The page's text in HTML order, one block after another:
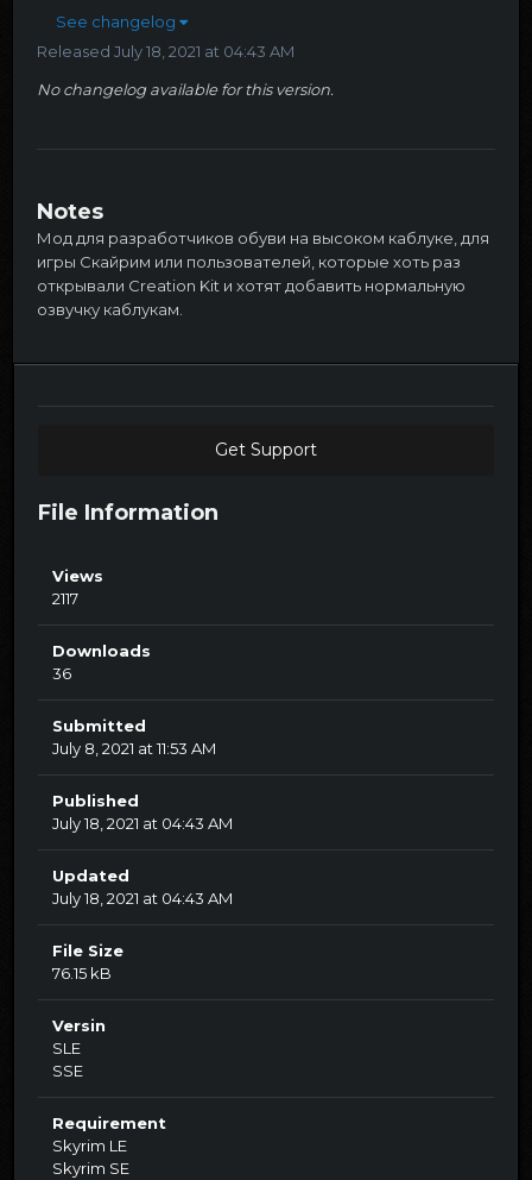
See changelog
Released July 18, 2021 at 04:43 AM
No changelog available for this version.
Notes
Мод для разработчиков обуви на высоком каблуке, для
игры Скайрим или пользователей, которые хоть раз
открывали Creation Kit и хотят добавить нормальную
озвучку каблукам.
Get Support
File Information
Views
2117
Downloads
36
Submitted
July 8, 2021 at 11:53 AM
Published
July 18, 2021 at 04:43 AM
Updated
July 18, 2021 at 04:43 AM
File Size
76.15 kB
Versin
SLE
SSE
Requirement
Skyrim LE
Skyrim SE